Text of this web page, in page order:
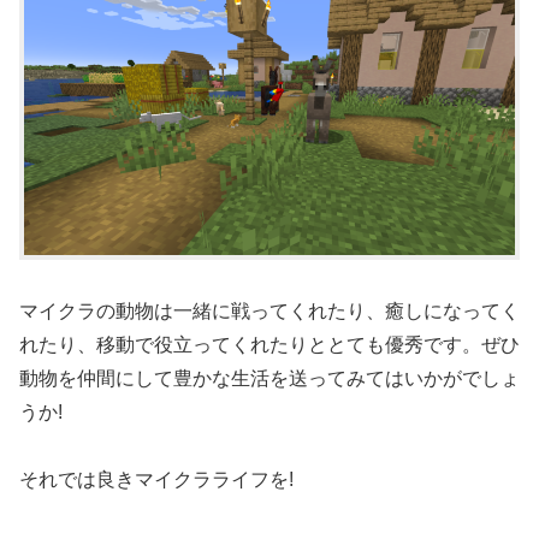
マイクラの動物は一緒に戦ってくれたり、癒しになってく
れたり、移動で役立ってくれたりととても優秀です。ぜひ
動物を仲間にして豊かな生活を送ってみてはいかがでしょ
うか!
それでは良きマイクラライフを!